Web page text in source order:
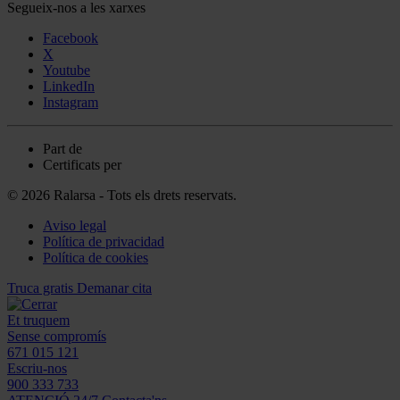
Segueix-nos a les xarxes
Facebook
X
Youtube
LinkedIn
Instagram
Part de
Certificats per
© 2026 Ralarsa - Tots els drets reservats.
Aviso legal
Política de privacidad
Política de cookies
Truca gratis Demanar cita
Et truquem
Sense compromís
671 015 121
Escriu-nos
900 333 733